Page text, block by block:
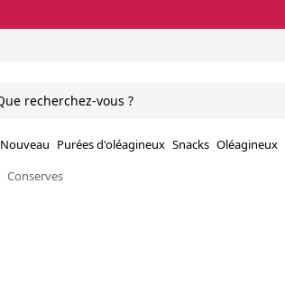
Nouveau Purées d'oléagineux Snacks Oléagineux
Conserves